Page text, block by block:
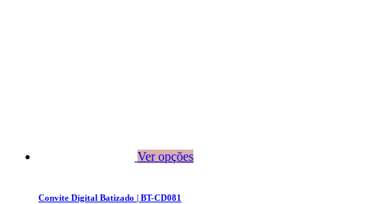
Ver opções
Convite Digital Batizado | BT-CD081